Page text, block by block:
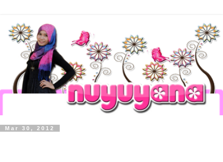
Mar 30, 2012